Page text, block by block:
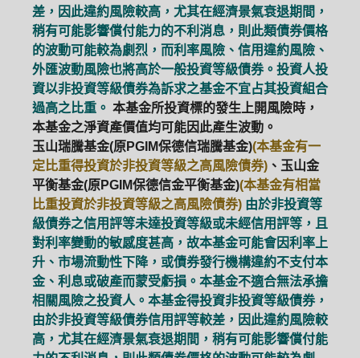
差，因此違約風險較高，尤其在經濟景氣衰退期間，
稍有可能影響償付能力的不利消息，則此類債券價格
的波動可能較為劇烈，而利率風險、信用違約風險、
外匯波動風險也將高於一般投資等級債券。投資人投
資以非投資等級債券為訴求之基金不宜占其投資組合
過高之比重。 本基金所投資標的發生上開風險時，
本基金之淨資產價值均可能因此產生波動。
玉山瑞騰基金(原PGIM保德信瑞騰基金)(本基金有一
定比重得投資於非投資等級之高風險債券) 、玉山金
平衡基金(原PGIM保德信金平衡基金)(本基金有相當
比重投資於非投資等級之高風險債券) 由於非投資等
級債券之信用評等未達投資等級或未經信用評等，且
對利率變動的敏感度甚高，故本基金可能會因利率上
升、市場流動性下降，或債券發行機構違約不支付本
金、利息或破產而蒙受虧損。本基金不適合無法承擔
相關風險之投資人。本基金得投資非投資等級債券，
由於非投資等級債券信用評等較差，因此違約風險較
高，尤其在經濟景氣衰退期間，稍有可能影響償付能